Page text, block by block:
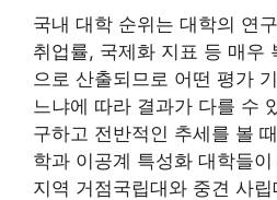
국내 대학 순위는 대학의 연
취업률, 국제화 지표 등 매우
으로 산출되므로 어떤 평가
느냐에 따라 결과가 다를 수
구하고 전반적인 추세를 볼
학과 이공계 특성화 대학들
지역 거점국립대와 중견 사